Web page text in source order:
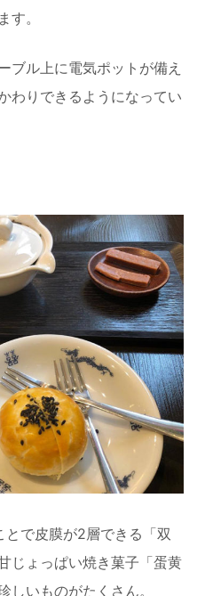
す。
ブル上に電気ポットが備え
わりできるようになってい
で皮膜が2層できる「双
じょっぱい焼き菓子「蛋黄
しいものがたくさん。